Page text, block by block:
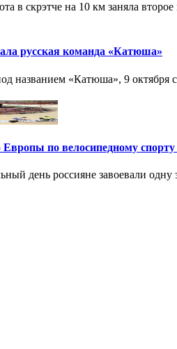
в скрэтче на 10 км заняла
русская команда «Катюша»
названием «Катюша», 9 октября
по велосипедному спорту
день россияне завоевали